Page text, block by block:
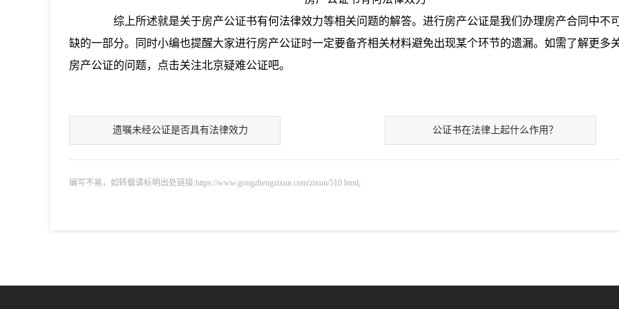
综上所述就是关于房产公证书有何法律效力等相关问题的解答。进行房产公证是我们办理房产合同中不
缺的一部分。同时小编也提醒大家进行房产公证时一定要备齐相关材料避免出现某个环节的遗漏。如需了解更多
房产公证的问题，点击关注北京疑难公证吧。
遗嘱未经公证是否具有法律效力 公证书在法律上起什么作用？
编写不易，如转载请标明出处链接:https://www.gongzhengzixun.com/zixun/510.html;